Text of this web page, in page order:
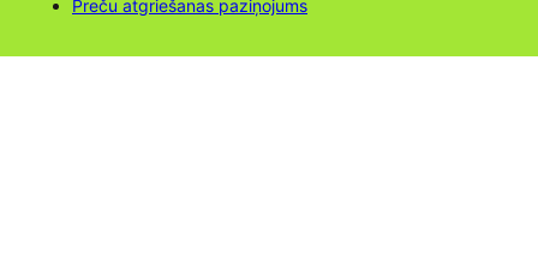
Preču atgriešanas paziņojums